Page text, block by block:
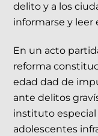
delito y a los
informarse y leer
En un acto
reforma
edad dad de
ante delitos
instituto
adolescentes